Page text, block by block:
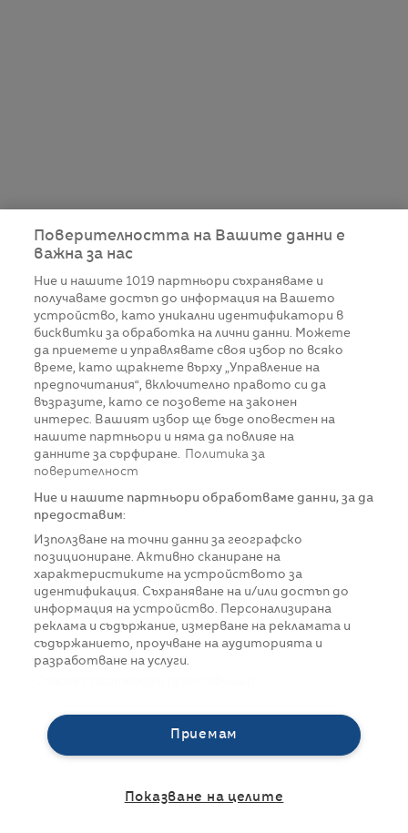
Поверителността на Вашите данни е
важна за нас
Ние и нашите 1019 партньори съхраняваме и
получаваме достъп до информация на Вашето
устройство, като уникални идентификатори в
бисквитки за обработка на лични данни. Можете
да приемете и управлявате своя избор по всяко
време, като щракнете върху „Управление на
предпочитания“, включително правото си да
възразите, като се позовете на законен
интерес. Вашият избор ще бъде оповестен на
нашите партньори и няма да повлияе на
данните за сърфиране.
Политика за
поверителност
Ние и нашите партньори обработваме данни, за да
предоставим:
Използване на точни данни за географско
позициониране. Активно сканиране на
характеристиките на устройството за
идентификация. Съхраняване на и/или достъп до
информация на устройство. Персонализирана
реклама и съдържание, измерване на рекламата и
съдържанието, проучване на аудиторията и
разработване на услуги.
Приемам
Показване на целите